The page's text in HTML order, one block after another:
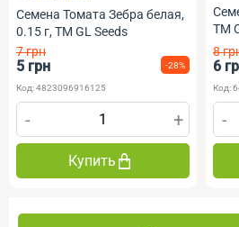
Семена Томата Зебра белая,
0.15 г, TM GL Seeds
7 грн
5 грн -28%
Код: 4823096916125
- +
Купить
ТМ
8
6
Код:
-